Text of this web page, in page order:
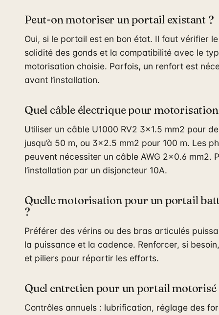
Peut-on motoriser un portail existant ?
Oui, si le portail est en bon état. Il faut vérifier
solidité des gonds et la compatibilité avec le
motorisation choisie. Parfois, un renfort est
avant l’installation.
Quel câble électrique pour
Utiliser un câble U1000 RV2 3×1.5 mm2 pour
jusqu’à 50 m, ou 3×2.5 mm2 pour 100 m. Les
peuvent nécessiter un câble AWG 2×0.6 mm2.
l’installation par un disjoncteur 10A.
Quelle motorisation pour un portail
?
Préférer des vérins ou des bras articulés
la puissance et la cadence. Renforcer, si
et piliers pour répartir les efforts.
Quel entretien pour un portail motorisé
Contrôles annuels : lubrification, réglage des